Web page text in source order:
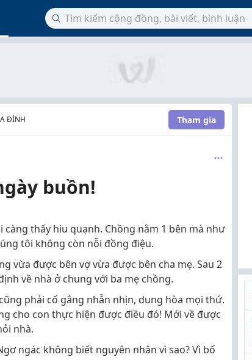
ĐÌNH Tham gia
buồn!
thấy hiu quạnh. Chồng nằm 1 bên mà như
tôi không còn nỗi đồng điệu.
vừa được bên vợ vừa được bên cha mẹ. Sau 2
về nhà ở chung với ba mẹ chồng.
phải cố gắng nhẫn nhịn, dung hòa mọi thứ.
cho con thực hiện được điều đó! Mới về được
nhà.
ngác không biết nguyên nhân vì sao? Vì bố